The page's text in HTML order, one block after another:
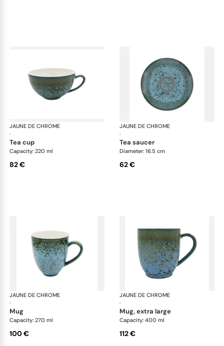
JAUNE DE CHROME
·
Nymphéa
tea cup
Capacity: 220 ml
82 €
JAUNE DE CHROME
·
tea saucer
Diameter: 16.5 cm
62 €
JAUNE DE CHROME
·
Nymphéa
mug
Capacity: 270 ml
100 €
JAUNE DE CHROME
·
mug, extra large
Capacity: 400 ml
112 €